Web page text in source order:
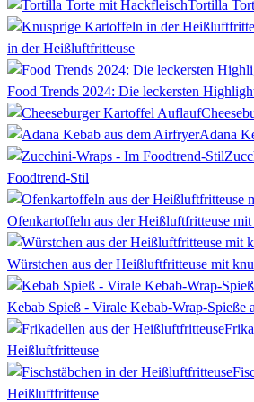
Tortilla
in der Heißluftfritteuse
Food Trends 2024: Die leckersten
Adana
Foodtrend-Stil
Ofenkartoffeln aus der Heißluftfritteuse
Würstchen aus der Heißluftfritteuse mit
Kebab Spieß - Virale Kebab-Wrap-Spieße
Heißluftfritteuse
Heißluftfritteuse